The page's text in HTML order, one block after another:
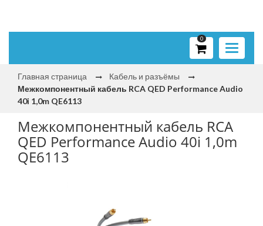
Toggle
0
Главная страница
Кабель и разъёмы
Межкомпонентный кабель RCA QED Performance Audio
40i 1,0m QE6113
Межкомпонентный кабель RCA
QED Performance Audio 40i 1,0m
QE6113